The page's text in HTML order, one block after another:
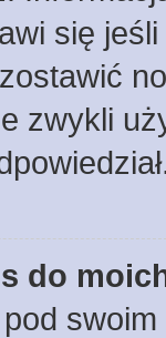
się
zwykli
do